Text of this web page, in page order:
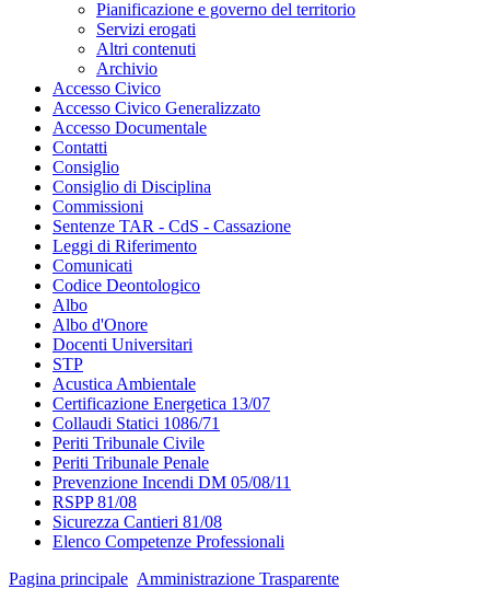
Pianificazione e governo del territorio
Servizi erogati
Altri contenuti
Archivio
Accesso Civico
Accesso Civico Generalizzato
Accesso Documentale
Contatti
Consiglio
Consiglio di Disciplina
Commissioni
Sentenze TAR - CdS - Cassazione
Leggi di Riferimento
Comunicati
Codice Deontologico
Albo
Albo d'Onore
Docenti Universitari
STP
Acustica Ambientale
Certificazione Energetica 13/07
Collaudi Statici 1086/71
Periti Tribunale Civile
Periti Tribunale Penale
Prevenzione Incendi DM 05/08/11
RSPP 81/08
Sicurezza Cantieri 81/08
Elenco Competenze Professionali
Pagina principale Amministrazione Trasparente